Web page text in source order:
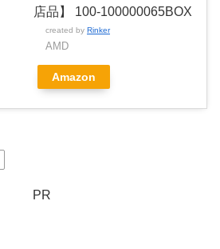
店品】 100-100000065BOX
created by Rinker
AMD
Amazon
PR